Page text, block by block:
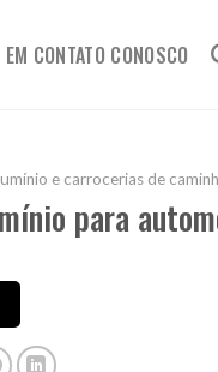
EM CONTATO CONOSCO
e carrocerias de
para